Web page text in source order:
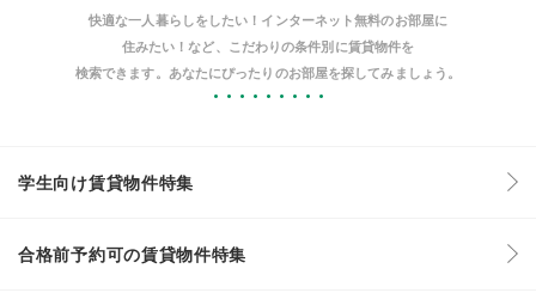
快適な一人暮らしをしたい！インターネット無料のお部屋に
住みたい！など、こだわりの条件別に賃貸物件を
検索できます。あなたにぴったりのお部屋を探してみましょう。
学生向け賃貸物件特集
合格前予約可の賃貸物件特集